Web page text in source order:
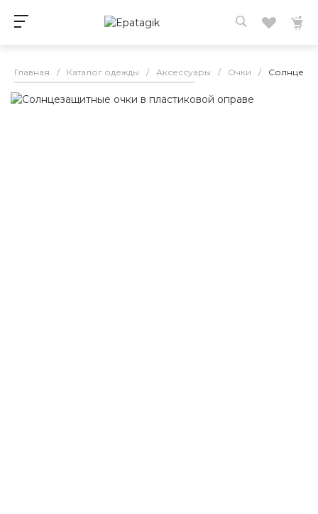
Главная / Каталог одежды / Аксессуары / Очки /